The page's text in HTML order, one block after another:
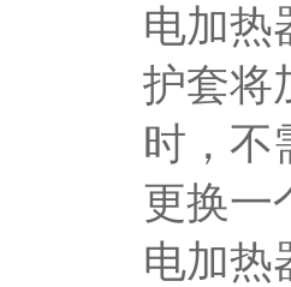
电加热
护套将
时，不
更换一
电加热